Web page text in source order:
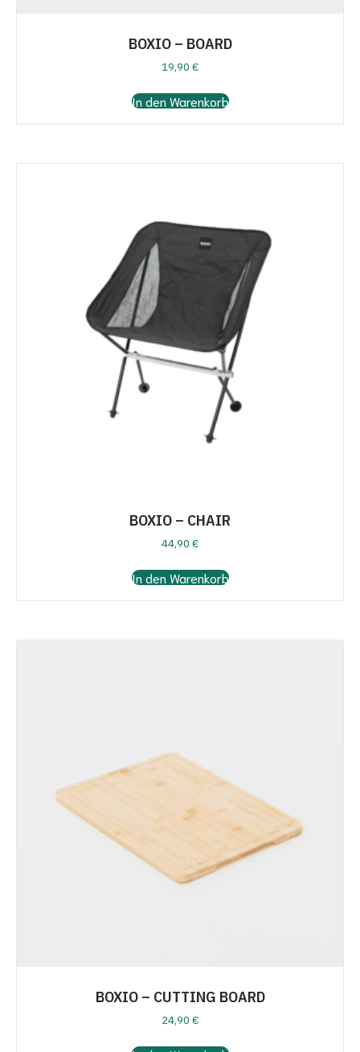
BOXIO – BOARD
19,90 €
In den Warenkorb
BOXIO – CHAIR
44,90 €
In den Warenkorb
BOXIO – CUTTING BOARD
24,90 €